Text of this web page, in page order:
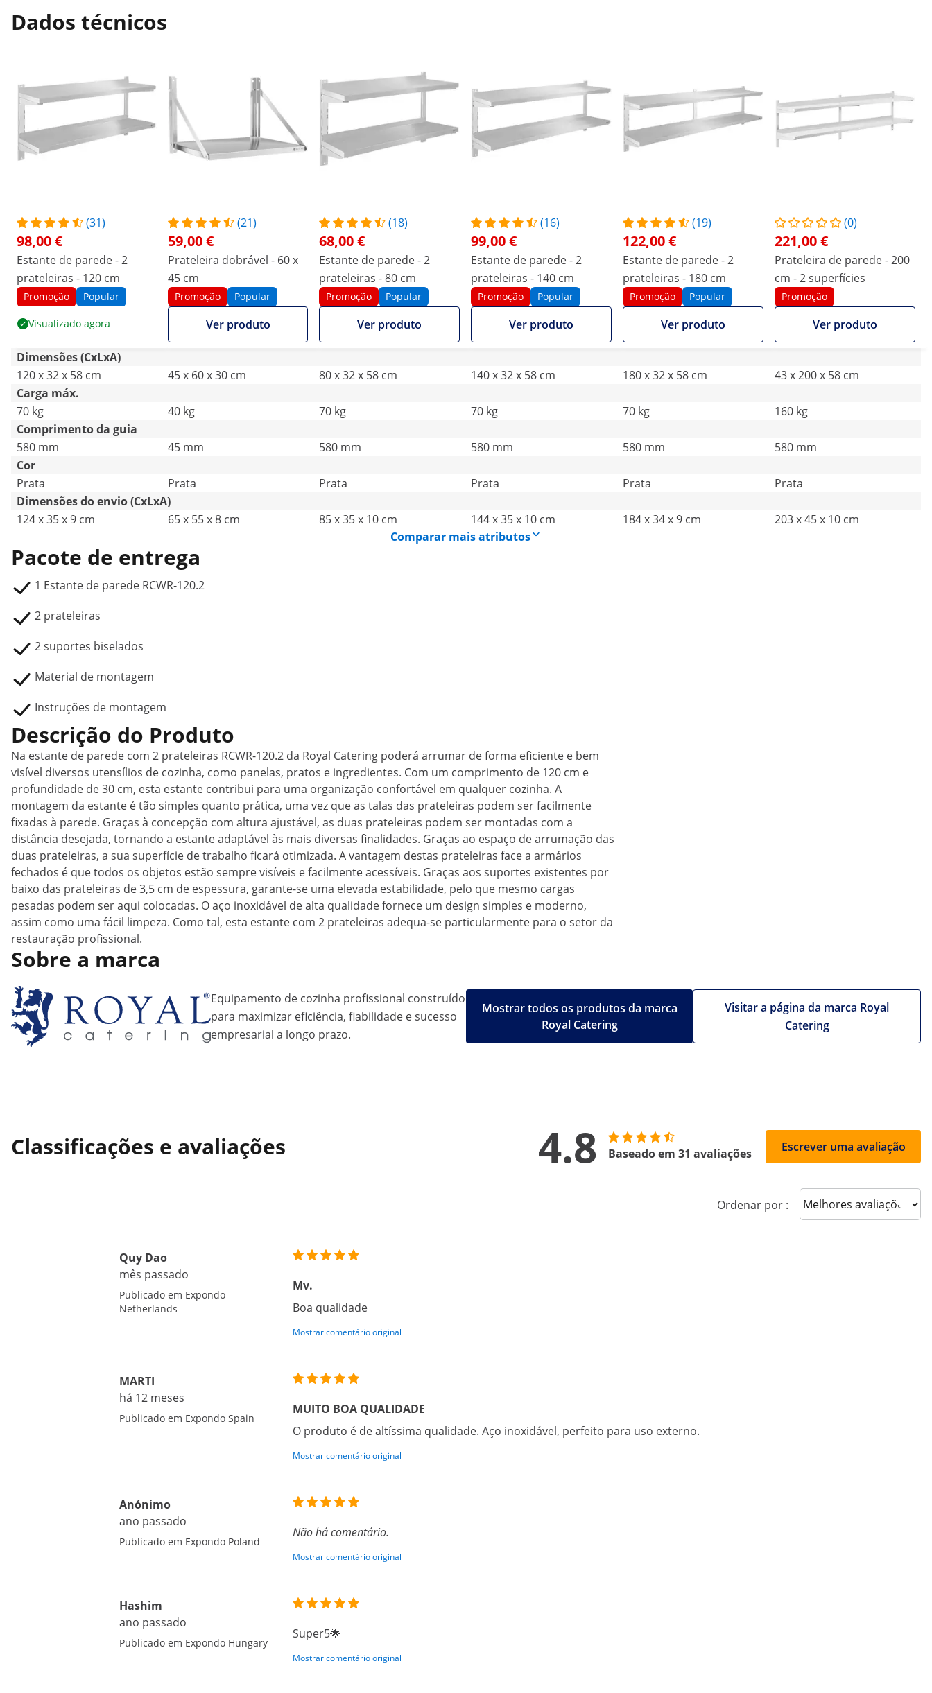
Dados técnicos
(31)
98,00 €
Estante de parede - 2
prateleiras - 120 cm
Promoção Popular
Visualizado agora
(21)
59,00 €
Prateleira dobrável - 60 x
45 cm
Promoção Popular
Ver produto
(18)
68,00 €
Estante de parede - 2
prateleiras - 80 cm
Promoção Popular
Ver produto
(16)
99,00 €
Estante de parede - 2
prateleiras - 140 cm
Promoção Popular
Ver produto
(19)
122,00 €
Estante de parede - 2
prateleiras - 180 cm
Promoção Popular
Ver produto
(0)
221,00 €
Prateleira de parede - 200
cm - 2 superfícies
Promoção
Ver produto
Dimensões (CxLxA)
120 x 32 x 58 cm
45 x 60 x 30 cm 80 x 32 x 58 cm 140 x 32 x 58 cm 180 x 32 x 58 cm
43 x 200 x 58 cm
Carga máx.
70 kg
40 kg 70 kg 70 kg 70 kg
160 kg
Comprimento da guia
580 mm
45 mm 580 mm 580 mm 580 mm
580 mm
Cor
Prata
Prata Prata Prata Prata
Prata
Dimensões do envio (CxLxA)
124 x 35 x 9 cm
65 x 55 x 8 cm 85 x 35 x 10 cm 144 x 35 x 10 cm 184 x 34 x 9 cm
203 x 45 x 10 cm
Comparar mais atributos
Pacote de entrega
1 Estante de parede RCWR-120.2
2 prateleiras
2 suportes biselados
Material de montagem
Instruções de montagem
Descrição do Produto
Na estante de parede com 2 prateleiras RCWR-120.2 da Royal Catering poderá arrumar de forma eficiente e bem
visível diversos utensílios de cozinha, como panelas, pratos e ingredientes. Com um comprimento de 120 cm e
profundidade de 30 cm, esta estante contribui para uma organização confortável em qualquer cozinha. A
montagem da estante é tão simples quanto prática, uma vez que as talas das prateleiras podem ser facilmente
fixadas à parede. Graças à concepção com altura ajustável, as duas prateleiras podem ser montadas com a
distância desejada, tornando a estante adaptável às mais diversas finalidades. Graças ao espaço de arrumação das
duas prateleiras, a sua superfície de trabalho ficará otimizada. A vantagem destas prateleiras face a armários
fechados é que todos os objetos estão sempre visíveis e facilmente acessíveis. Graças aos suportes existentes por
baixo das prateleiras de 3,5 cm de espessura, garante-se uma elevada estabilidade, pelo que mesmo cargas
pesadas podem ser aqui colocadas. O aço inoxidável de alta qualidade fornece um design simples e moderno,
assim como uma fácil limpeza. Como tal, esta estante com 2 prateleiras adequa-se particularmente para o setor da
restauração profissional.
Sobre a marca
Equipamento de cozinha profissional construído
para maximizar eficiência, fiabilidade e sucesso
empresarial a longo prazo.
Visitar a página da marca Royal
Catering
Mostrar todos os produtos da marca
Royal Catering
Classificações e avaliações 4.8 Baseado em 31 avaliações Escrever uma avaliação
Ordenar por : Sort reviews
Quy Dao
mês passado
Publicado em Expondo
Netherlands
Mv.
Boa qualidade
Mostrar comentário original
MARTI
há 12 meses
Publicado em Expondo Spain
MUITO BOA QUALIDADE
O produto é de altíssima qualidade. Aço inoxidável, perfeito para uso externo.
Mostrar comentário original
Anónimo
ano passado
Publicado em Expondo Poland
Não há comentário.
Mostrar comentário original
Hashim
ano passado
Publicado em Expondo Hungary
Super5🌟
Mostrar comentário original